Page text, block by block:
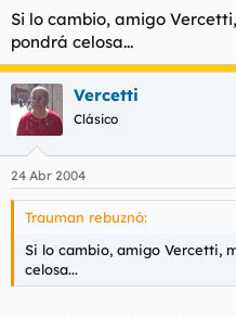
Si lo cambio, amigo
pondrá celosa...
Vercetti
Clásico
24 Abr 2004
Trauman rebuznó:
Si lo cambio, amigo Vercetti,
celosa...